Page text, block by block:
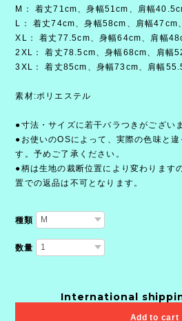
M： 着丈71cm、身幅51cm、肩幅
L： 着丈74cm、身幅58cm、肩幅47cm
XL： 着丈77.5cm、身幅64cm、肩幅
2XL： 着丈78.5cm、身幅68cm、肩幅
3XL： 着丈85cm、身幅73cm、肩幅
素材:ポリエステル
●寸法・サイズに若干バラつきがござい
●お使いのOSによって、実際の色味と違
す。予めご了承ください。
●柄は生地の裁断位置により変わります
置での返品は不可となります。
種類
数量
International
Add to cart